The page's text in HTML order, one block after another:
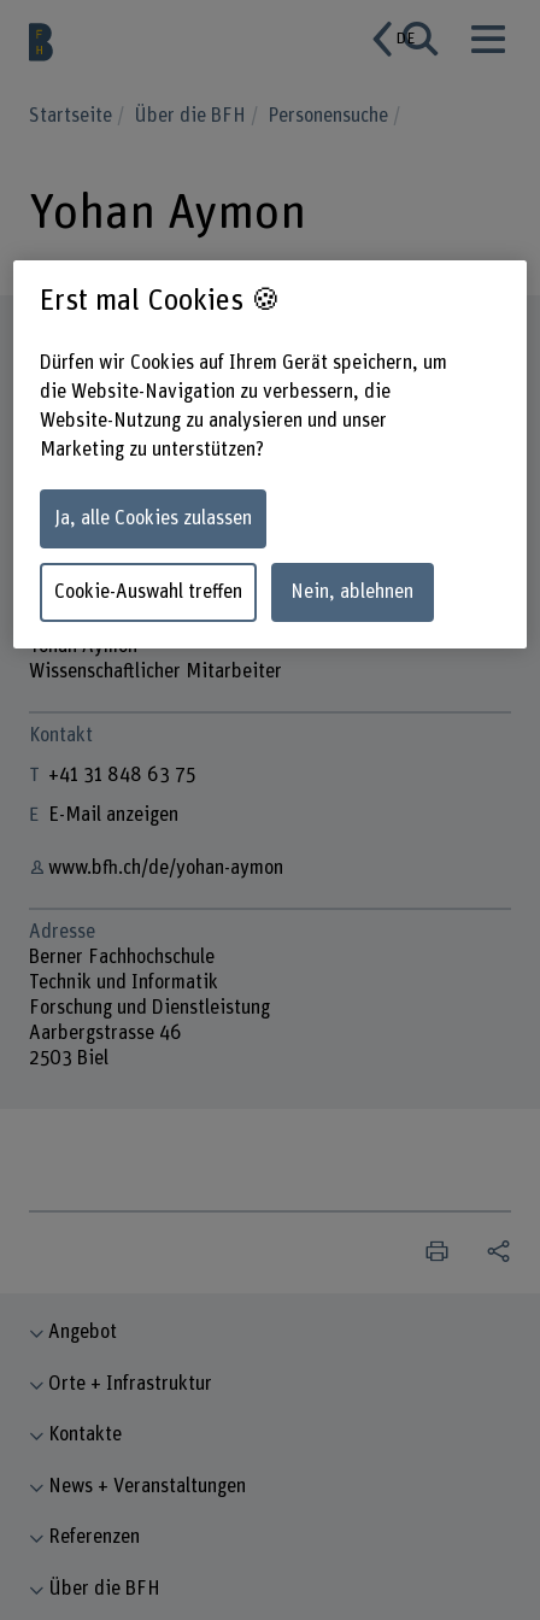
DE
Startseite Über die BFH Personensuche
Yohan Aymon
Yohan Aymon
Wissenschaftlicher Mitarbeiter
Kontakt
+41 31 848 63 75
E-Mail anzeigen
www.bfh.ch/de/yohan-aymon
Adresse
Berner Fachhochschule
Technik und Informatik
Forschung und Dienstleistung
Aarbergstrasse 46
2503 Biel
Angebot
Orte + Infrastruktur
Kontakte
News + Veranstaltungen
Referenzen
Über die BFH
Erst mal Cookies 🍪
Dürfen wir Cookies auf Ihrem Gerät speichern, um
die Website-Navigation zu verbessern, die
Website-Nutzung zu analysieren und unser
Marketing zu unterstützen?
Ja, alle Cookies zulassen
Cookie-Auswahl treffen Nein, ablehnen